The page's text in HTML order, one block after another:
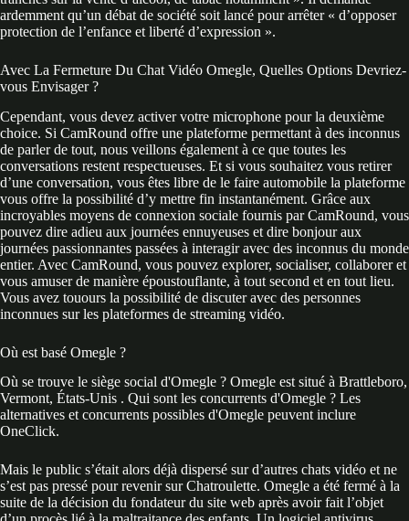
ardemment qu’un débat de société soit lancé pour arrêter « d’opposer
protection de l’enfance et liberté d’expression ».
Avec La Fermeture Du Chat Vidéo Omegle, Quelles Options Devriez-
vous Envisager ?
Cependant, vous devez activer votre microphone pour la deuxième
choice. Si CamRound offre une plateforme permettant à des inconnus
de parler de tout, nous veillons également à ce que toutes les
conversations restent respectueuses. Et si vous souhaitez vous retirer
d’une conversation, vous êtes libre de le faire automobile la plateforme
vous offre la possibilité d’y mettre fin instantanément. Grâce aux
incroyables moyens de connexion sociale fournis par CamRound, vous
pouvez dire adieu aux journées ennuyeuses et dire bonjour aux
journées passionnantes passées à interagir avec des inconnus du monde
entier. Avec CamRound, vous pouvez explorer, socialiser, collaborer et
vous amuser de manière époustouflante, à tout second et en tout lieu.
Vous avez touours la possibilité de discuter avec des personnes
inconnues sur les plateformes de streaming vidéo.
Où est basé Omegle ?
Où se trouve le siège social d'Omegle ? Omegle est situé à Brattleboro,
Vermont, États-Unis . Qui sont les concurrents d'Omegle ? Les
alternatives et concurrents possibles d'Omegle peuvent inclure
OneClick.
Mais le public s’était alors déjà dispersé sur d’autres chats vidéo et ne
s’est pas pressé pour revenir sur Chatroulette. Omegle a été fermé à la
suite de la décision du fondateur du site web après avoir fait l’objet